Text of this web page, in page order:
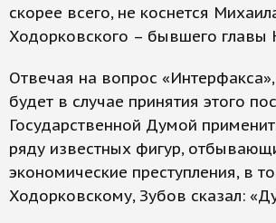
скорее всего, не коснется
Ходорковского – бывшего
Отвечая на вопрос
будет в случае принятия этого
Государственной Думой
ряду известных фигур,
экономические преступления, в
Ходорковскому, Зубов сказал: